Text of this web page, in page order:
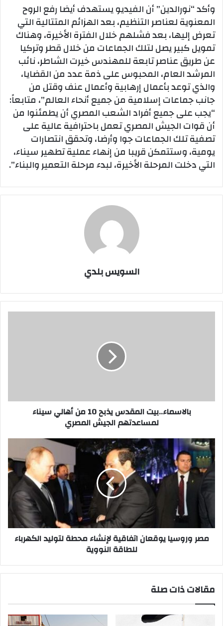
وأكد “نورالدين” أن الفيديو يستهدف أيضا رفع الروح
المعنوية لعناصر التنظيم، بعد الهزائم المتتالية التي
تعرض إليها، بعد فشلهم خلال الفترة الأخيرة، وهناك
تمويل كبير يصل لتلك الجماعات من خلال قطر وتركيا
عن طريق عناصر تابعة للمهندس خيرت الشاطر، نائب
المرشد العام، المحبوس على ذمة عدد من القضايا،
والذي توعد بأعمال إرهابية وأعمال عنف وقتل من
جانب جماعات إسلامية من جميع أنحاء العالم”، متابعاً:
“يجب على جميع أفراد الشعب المصري أن يطمئنوا من
أن قوات الجيش المصري تعمل باحترافية عالية على
تصفية تلك الجماعات جوا وأرضا، وتحقق انتصارات
يومية، وستتمكن قريبا من إنهاء عملية تطهير سيناء،
التي دخلت المرحلة الأخيرة، لبدء مرحلة التعمير والبناء”.
السويس بلدي
الجيش
بالاسماء..بيت المقدس يذبح 10 من أهالي سيناء
لمساعدتهم الجيش المصري
مصر
وروسيا
يوقعان
اتفاقية
لإنشاء
محطة
لتوليد
الكهرباء
للطاقة
النووية
مصر وروسيا يوقعان اتفاقية لإنشاء محطة لتوليد الكهرباء
للطاقة النووية
مقالات ذات صلة